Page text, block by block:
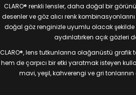
CLARO® renkli lensler, daha doğal bir
desenler ve göz alıcı renk
doğal göz renginizle uyumlu olacak şekilde
aydınlatırken açık gözleri
CLARO®, lens tutkunlarına olağanüstü
hem de çarpıcı bir etki yaratmak isteyen
mavi, yeşil, kahverengi ve gri